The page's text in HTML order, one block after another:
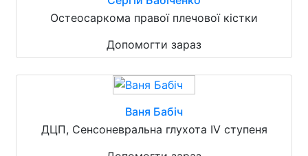
Остеосаркома правої плечової кістки
Допомогти зараз
Ваня Бабіч
ДЦП, Сенсоневральна глухота IV ступеня